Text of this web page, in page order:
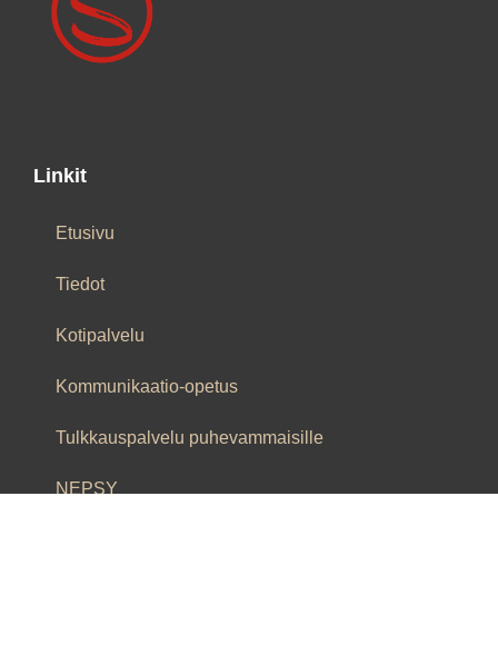
Linkit
Etusivu
Tiedot
Kotipalvelu
Kommunikaatio-opetus
Tulkkauspalvelu puhevammaisille
NEPSY